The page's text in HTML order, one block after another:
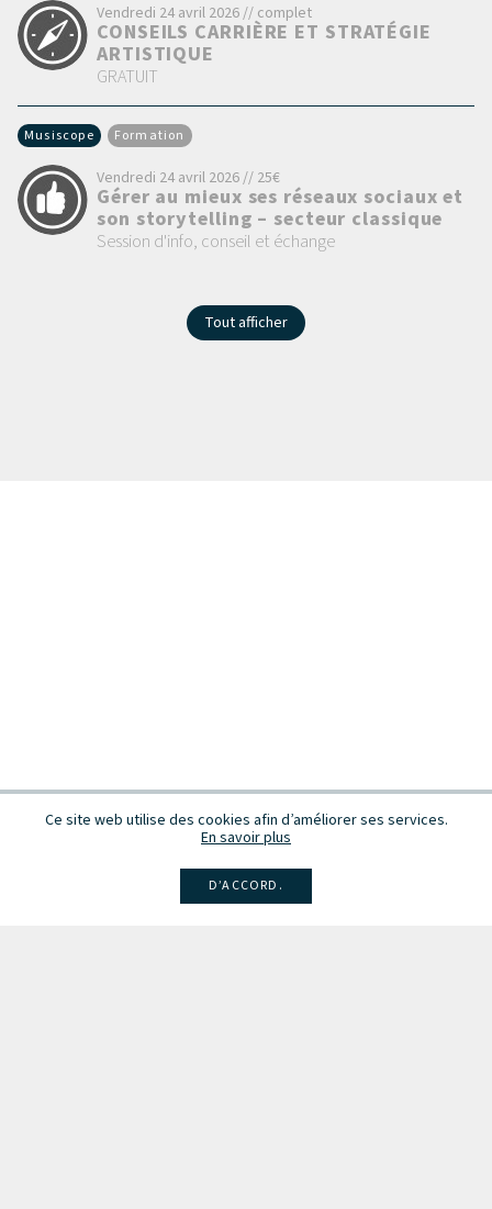
Ce site web utilise des cookies afin d’améliorer ses services.
En savoir plus
D’ACCORD.
Vendredi 24 avril 2026 // complet
CONSEILS CARRIÈRE ET STRATÉGIE
ARTISTIQUE
GRATUIT
Musiscope Formation
Vendredi 24 avril 2026 // 25€
Gérer au mieux ses réseaux sociaux et
son storytelling – secteur classique
Session d'info, conseil et échange
Tout afficher